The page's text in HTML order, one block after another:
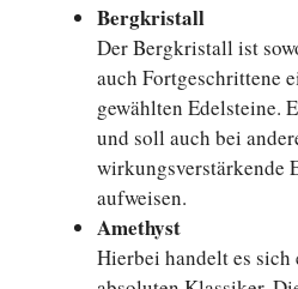
Bergkristall
Der Bergkristall ist
auch Fortgeschrittene
gewählten Edelsteine.
und soll auch bei
wirkungsverstärkende
aufweisen.
Amethyst
Hierbei handelt es